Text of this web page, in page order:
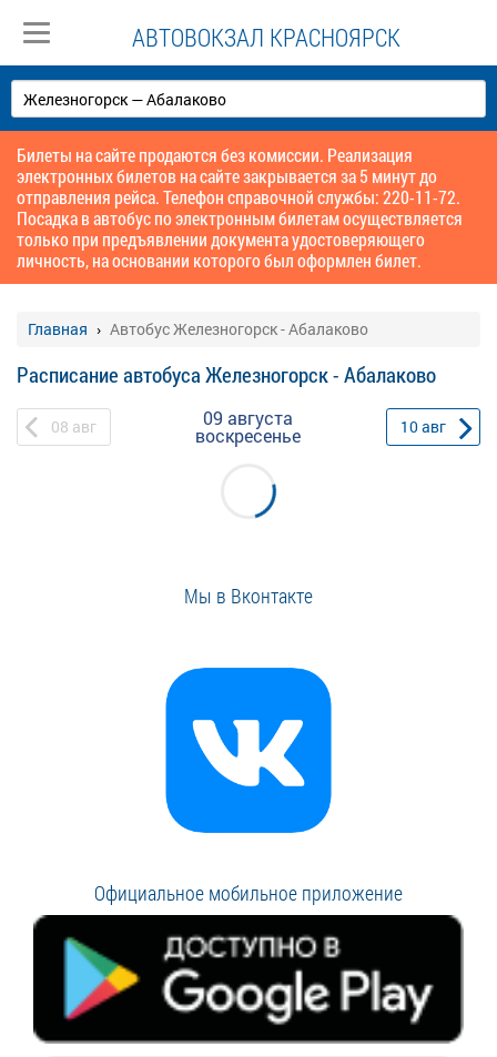
АВТОВОКЗАЛ КРАСНОЯРСК
Билеты на сайте продаются без комиссии. Реализация
электронных билетов на сайте закрывается за 5 минут до
отправления рейса. Телефон справочной службы: 220-11-72.
Посадка в автобус по электронным билетам осуществляется
только при предъявлении документа удостоверяющего
личность, на основании которого был оформлен билет.
Главная Автобус Железногорск - Абалаково
Расписание автобуса Железногорск - Абалаково
08 авг 09 августа
воскресенье 10авг
Мы в Вконтакте
Официальное мобильное приложение